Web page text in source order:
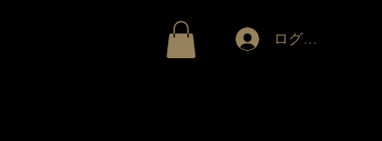
ログイン